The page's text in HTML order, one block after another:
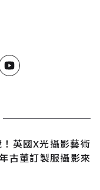
英國X光攝影藝術
古董訂製服攝影來